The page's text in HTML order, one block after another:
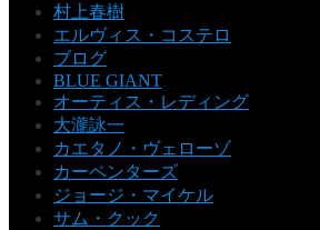
村上春樹
エルヴィス・コステロ
ブログ
BLUE GIANT
オーティス・レディング
大瀧詠一
カエタノ・ヴェローゾ
カーペンターズ
ジョージ・マイケル
サム・クック